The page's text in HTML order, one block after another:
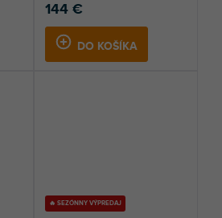
144 €
DO KOŠÍKA
🔥 SEZÓNNY VÝPREDAJ